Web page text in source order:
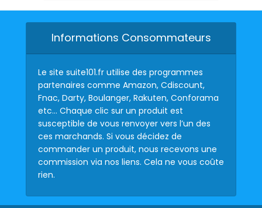
Informations Consommateurs
Le site suite101.fr utilise des programmes
partenaires comme Amazon, Cdiscount,
Fnac, Darty, Boulanger, Rakuten, Conforama
etc… Chaque clic sur un produit est
susceptible de vous renvoyer vers l’un des
ces marchands. Si vous décidez de
commander un produit, nous recevons une
commission via nos liens. Cela ne vous coûte
rien.